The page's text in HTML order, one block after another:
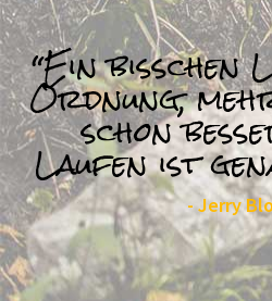
“Ein bisschen
Ordnung,
schon
Laufen ist
- Jerry